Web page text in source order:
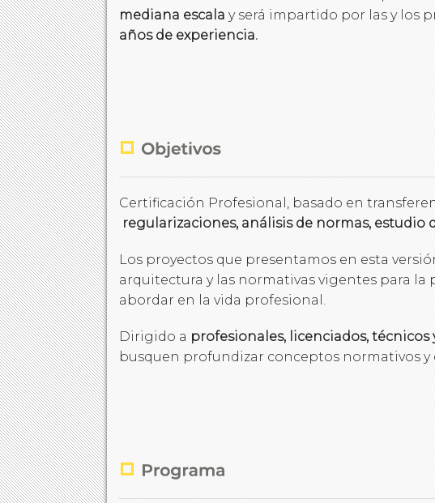
mediana escala y será impartido por las y los
años de experiencia.
Certificación Profesional, basado en
regularizaciones, análisis de normas, estudio
Los proyectos que presentamos en esta
arquitectura y las normativas vigentes para
abordar en la vida profesional.
Dirigido a profesionales, licenciados,
busquen profundizar conceptos normativos